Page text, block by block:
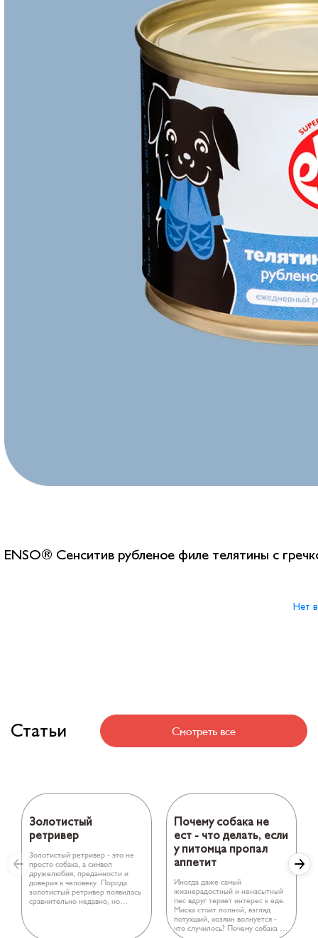
ENSO® Сенситив рубленое филе телятины с
Нет
Статьи Смотреть все
Золотистый
ретривер
Золотистый ретривер - это не
просто собака, а символ
дружелюбия, преданности и
доверия к человеку. Порода
золотистый ретривер появилась
сравнительно недавно, но
Почему собака не
ест - что делать, если
у питомца пропал
аппетит
Иногда даже самый
жизнерадостный и ненасытный
пес вдруг теряет интерес к еде.
Миска стоит полной, взгляд
потухший, хозяин волнуется -
что случилось? Почему собака не